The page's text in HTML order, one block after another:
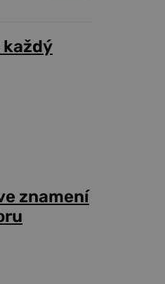
každý
znamení